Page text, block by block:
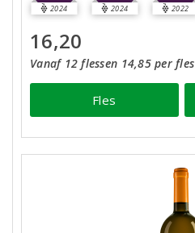
2024 2024 2022
16,20
Vanaf 12 flessen 14,85 per fles
Fles